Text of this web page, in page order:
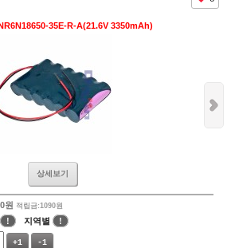
35E-R-A(21.6V 3350mAh)
상세보기
원 적립금:1090원
! 지역별 !
+1 -1